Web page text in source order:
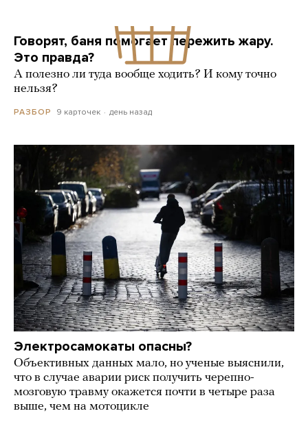
Говорят, баня помогает пережить жару.
Это правда?
А полезно ли туда вообще ходить? И кому точно
нельзя?
РАЗБОР 9 карточек день назад
Электросамокаты опасны?
Объективных данных мало, но ученые выяснили,
что в случае аварии риск получить черепно-
мозговую травму окажется почти в четыре раза
выше, чем на мотоцикле